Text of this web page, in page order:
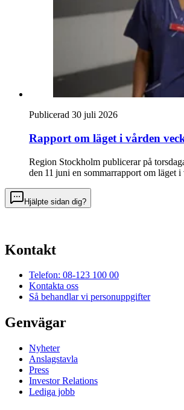
Publicerad 30 juli 2026
Rapport om läget i vården
Region Stockholm publicerar på
den 11 juni en sommarrapport om läget i
Hjälpte sidan dig?
Kontakt
Telefon: 08-123 100 00
Kontakta oss
Så behandlar vi personuppgifter
Genvägar
Nyheter
Anslagstavla
Press
Investor Relations
Lediga jobb